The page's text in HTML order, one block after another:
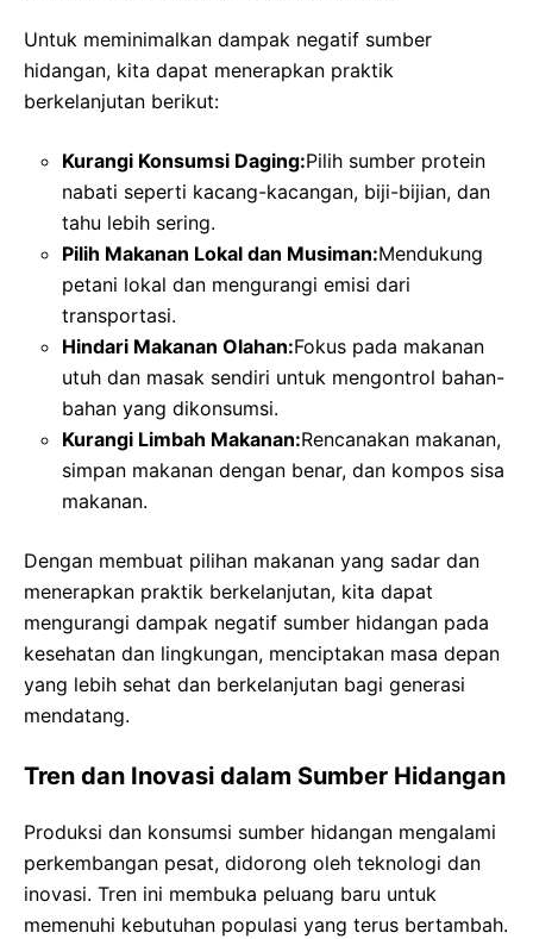
Untuk meminimalkan dampak negatif sumber
hidangan, kita dapat menerapkan praktik
berkelanjutan berikut:
Kurangi Konsumsi Daging:Pilih sumber protein
nabati seperti kacang-kacangan, biji-bijian, dan
tahu lebih sering.
Pilih Makanan Lokal dan Musiman:Mendukung
petani lokal dan mengurangi emisi dari
transportasi.
Hindari Makanan Olahan:Fokus pada makanan
utuh dan masak sendiri untuk mengontrol bahan-
bahan yang dikonsumsi.
Kurangi Limbah Makanan:Rencanakan makanan,
simpan makanan dengan benar, dan kompos sisa
makanan.
Dengan membuat pilihan makanan yang sadar dan
menerapkan praktik berkelanjutan, kita dapat
mengurangi dampak negatif sumber hidangan pada
kesehatan dan lingkungan, menciptakan masa depan
yang lebih sehat dan berkelanjutan bagi generasi
mendatang.
Tren dan Inovasi dalam Sumber Hidangan
Produksi dan konsumsi sumber hidangan mengalami
perkembangan pesat, didorong oleh teknologi dan
inovasi. Tren ini membuka peluang baru untuk
memenuhi kebutuhan populasi yang terus bertambah.